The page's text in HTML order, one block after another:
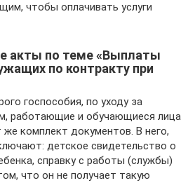
чтобы оплачивать услуги
акты по теме «Выплаты
по контракту при
госпособия, по уходу за
работающие и обучающиеся лица
комплект документов. В него,
детское свидетельство о
справку с работы (службы)
что он не получает такую